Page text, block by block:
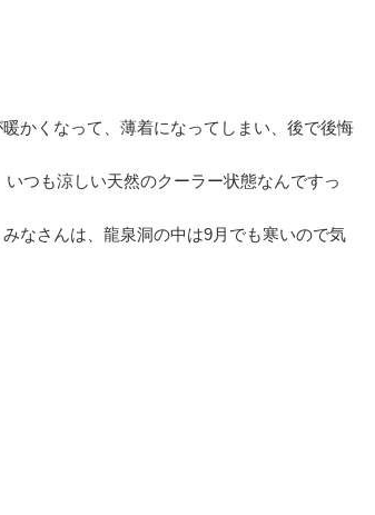
かくなって、薄着になってしまい、後で後悔
つも涼しい天然のクーラー状態なんですっ
なさんは、龍泉洞の中は9月でも寒いので気